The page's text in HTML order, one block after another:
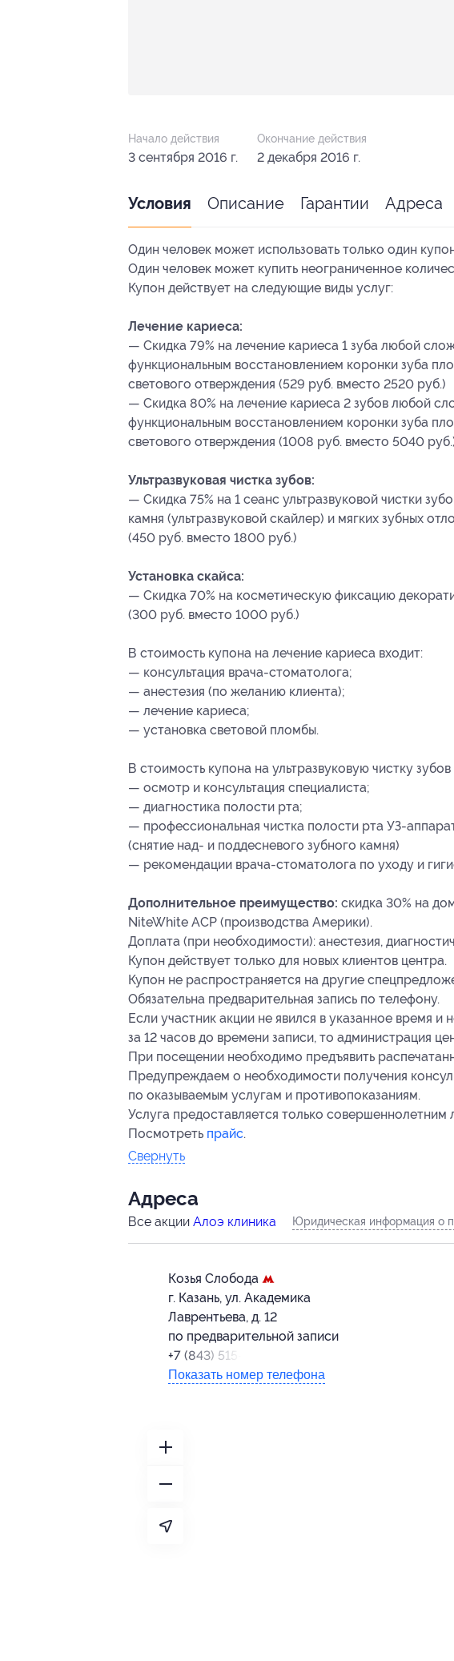
Начало действия
3 сентября 2016 г.
Окончание действия
2 декабря 2016 г.
Условия Описание Гарантии Адреса
Один человек может использовать только один
Один человек может купить неограниченное
Купон действует на следующие виды услуг:
Лечение кариеса:
— Скидка 79% на лечение кариеса 1 зуба любой
функциональным восстановлением коронки зуба
светового отверждения (529 руб. вместо 2520 руб.)
— Скидка 80% на лечение кариеса 2 зубов любой
функциональным восстановлением коронки зуба
светового отверждения (1008 руб. вместо 5040
Ультразвуковая чистка зубов:
— Скидка 75% на 1 сеанс ультразвуковой чистки
камня (ультразвуковой скайлер) и мягких зубных
(450 руб. вместо 1800 руб.)
Установка скайса:
— Скидка 70% на косметическую фиксацию
(300 руб. вместо 1000 руб.)
В стоимость купона на лечение кариеса входит:
— консультация врача-стоматолога;
— анестезия (по желанию клиента);
— лечение кариеса;
— установка световой пломбы.
В стоимость купона на ультразвуковую чистку зубов
— осмотр и консультация специалиста;
— диагностика полости рта;
— профессиональная чистка полости рта УЗ-
(снятие над- и поддесневого зубного камня)
— рекомендации врача-стоматолога по уходу и
Дополнительное преимущество: скидка 30% на
NiteWhite ACP (производства Америки).
Доплата (при необходимости): анестезия,
Купон действует только для новых клиентов центра.
Купон не распространяется на другие
Обязательна предварительная запись по телефону.
Если участник акции не явился в указанное время
за 12 часов до времени записи, то администрация
При посещении необходимо предъявить
Предупреждаем о необходимости получения
по оказываемым услугам и противопоказаниям.
Услуга предоставляется только совершеннолетним
Посмотреть прайс.
Свернуть
Адресa
Все акции Алоэ клиника Юридическая информация о
Козья Слобода
г. Казань, ул. Академика
Лаврентьева, д. 12
по предварительной записи
+7 (843) 515-05-36
Показать номер телефона